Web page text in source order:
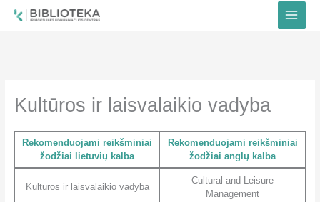
Kultūros ir laisvalaikio vadyba
Rekomenduojami reikšminiai
žodžiai lietuvių kalba
Rekomenduojami reikšminiai
žodžiai anglų kalba
Kultūros ir laisvalaikio vadyba
Cultural and Leisure
Management